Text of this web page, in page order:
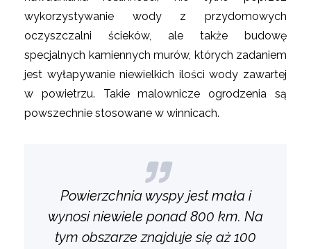
wykorzystywanie wody z przydomowych
oczyszczalni ścieków, ale także budowę
specjalnych kamiennych murów, których zadaniem
jest wyłapywanie niewielkich ilości wody zawartej
w powietrzu. Takie malownicze ogrodzenia są
powszechnie stosowane w winnicach.
Powierzchnia wyspy jest mała i
wynosi niewiele ponad 800 km. Na
tym obszarze znajduje się aż 100